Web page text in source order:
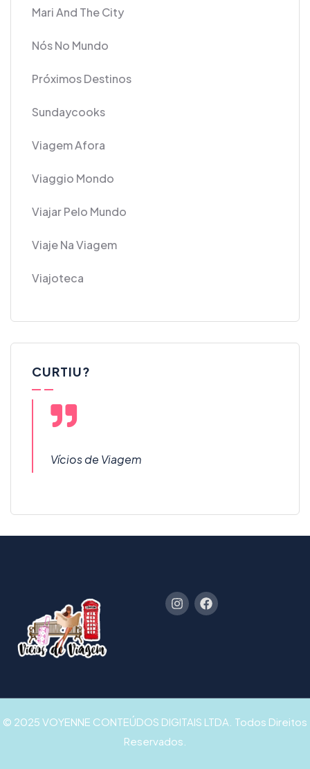
Mari And The City
Nós No Mundo
Próximos Destinos
Sundaycooks
Viagem Afora
Viaggio Mondo
Viajar Pelo Mundo
Viaje Na Viagem
Viajoteca
CURTIU?
Vícios de Viagem
© 2025 VOYENNE CONTEÚDOS DIGITAIS LTDA. Todos Direitos
Reservados.